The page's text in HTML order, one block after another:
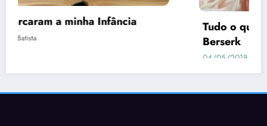
Dead or Alive Xtreme 3 Scarlet | Guia de
como Conquistar as Waifus